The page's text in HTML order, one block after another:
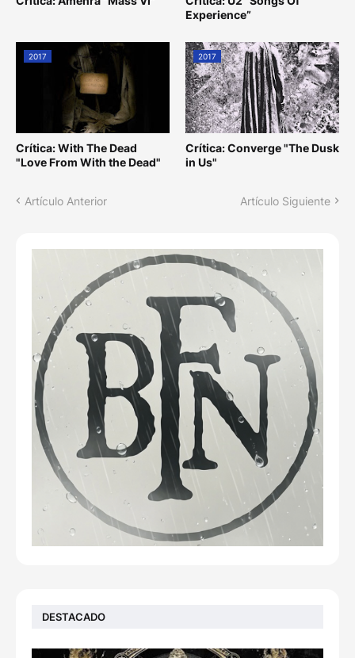
Experience”
2017
Crítica: With The Dead
"Love From With the Dead"
2017
Crítica: Converge "The Dusk
in Us"
Artículo Anterior Artículo Siguiente
DESTACADO